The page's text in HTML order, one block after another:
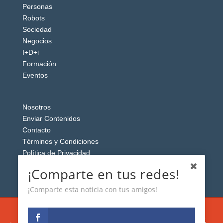
Personas
Robots
Sociedad
Negocios
I+D+i
Formación
Eventos
Nosotros
Enviar Contenidos
Contacto
Términos y Condiciones
Política de Privacidad
Esta web usa cookies analíticas y publicitarias (propias y de
¡Comparte en tus redes!
¡Comparte esta noticia con tus amigos!